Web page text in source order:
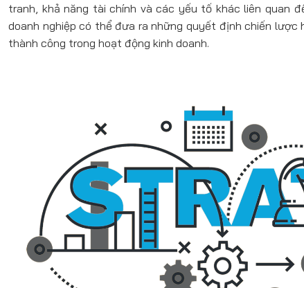
tranh, khả năng tài chính và các yếu tố khác liên quan
doanh nghiệp có thể đưa ra những quyết định chiến
thành công trong hoạt động kinh doanh.